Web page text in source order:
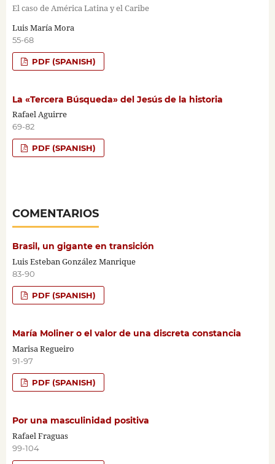
El caso de América Latina y el Caribe
Luis María Mora
55-68
PDF (SPANISH)
La «Tercera Búsqueda» del Jesús de la historia
Rafael Aguirre
69-82
PDF (SPANISH)
COMENTARIOS
Brasil, un gigante en transición
Luis Esteban González Manrique
83-90
PDF (SPANISH)
María Moliner o el valor de una discreta constancia
Marisa Regueiro
91-97
PDF (SPANISH)
Por una masculinidad positiva
Rafael Fraguas
99-104